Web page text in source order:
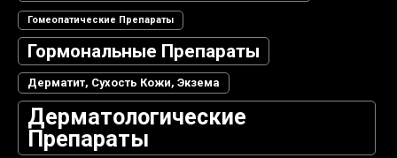
Гомеопатические Препараты
Гормональные Препараты
Дерматит, Сухость Кожи, Экзема
Дерматологические
Препараты